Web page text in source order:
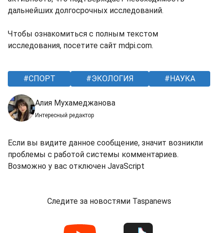
дальнейших долгосрочных исследований.
Чтобы ознакомиться с полным текстом
исследования, посетите сайт mdpi.com.
СПОРТ ЭКОЛОГИЯ НАУКА
Алия Мухамеджанова
Интересный редактор
Если вы видите данное сообщение, значит возникли
проблемы с работой системы комментариев.
Возможно у вас отключен JavaScript
Следите за новостями Taspanews